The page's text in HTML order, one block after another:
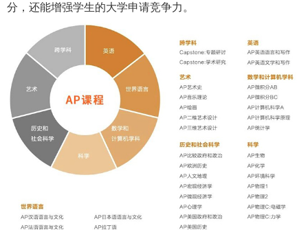
分，还能增强学生的大学申请竞争力。